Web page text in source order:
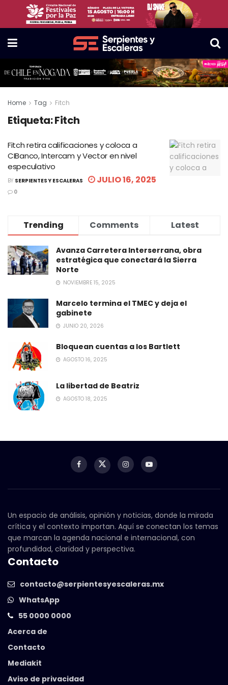
Home Tag Fitch
Etiqueta:Fitch
Fitch retira calificaciones y coloca a
CIBanco, Intercam y Vector en nivel
especulativo
BY SERPIENTES Y ESCALERAS JULIO 16, 2025
0
Trending Comments Latest
Avanza Carretera Interserrana, obra
estratégica que conectará la Sierra
Norte
NOVIEMBRE 15, 2025
Marcelo termina el TMEC y deja el
gabinete
JUNIO 20, 2026
Bloquean cuentas a los Bartlett
AGOSTO 16, 2025
La libertad de Beatriz
AGOSTO 18, 2025
Un espacio de análisis, opinión y noticias, donde la mirada
crítica y el contexto importan. Aquí se conectan los temas
que marcan la agenda nacional e internacional, con
profundidad, claridad y perspectiva.
Contacto
contacto@serpientesyescaleras.mx
WhatsApp
55 0000 0000
Acerca de
Contacto
Mediakit
Aviso de privacidad